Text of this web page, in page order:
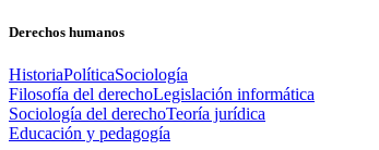
Derechos humanos
HistoriaPolíticaSociología
Filosofía del derechoLegislación informática
Sociología del derechoTeoría jurídica
Educación y pedagogía